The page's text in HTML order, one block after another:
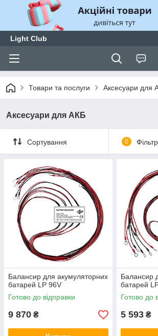
Light Club
Товари та послуги Аксесуари для
Аксесуари для АКБ
Сортування 0
Балансир для акумуляторних
батарей LP 96V
Готово до відправки
9 870 ₴
Балансир
батарей
Готово до
5 593 ₴